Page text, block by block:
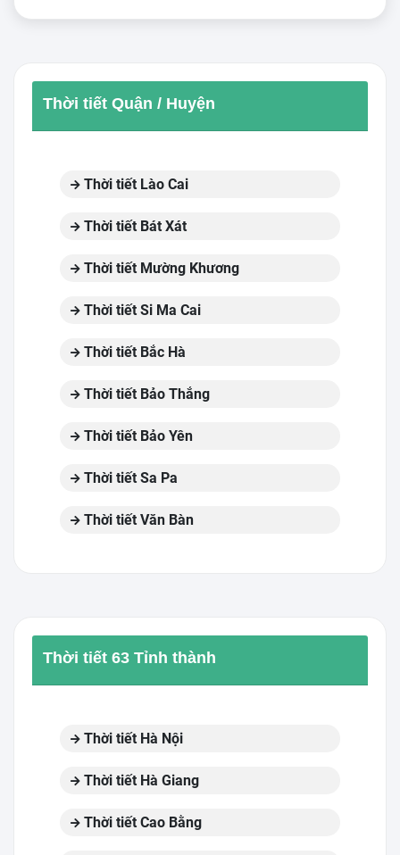
Thời tiết Quận / Huyện
Thời tiết Lào Cai
Thời tiết Bát Xát
Thời tiết Mường Khương
Thời tiết Si Ma Cai
Thời tiết Bắc Hà
Thời tiết Bảo Thắng
Thời tiết Bảo Yên
Thời tiết Sa Pa
Thời tiết Văn Bàn
Thời tiết 63 Tỉnh thành
Thời tiết Hà Nội
Thời tiết Hà Giang
Thời tiết Cao Bằng